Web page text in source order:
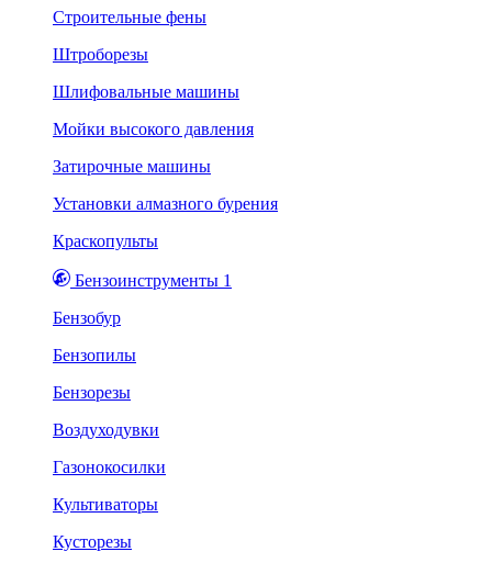
Строительные фены
Штроборезы
Шлифовальные машины
Мойки высокого давления
Затирочные машины
Установки алмазного бурения
Краскопульты
Бензоинструменты 1
Бензобур
Бензопилы
Бензорезы
Воздуходувки
Газонокосилки
Культиваторы
Кусторезы